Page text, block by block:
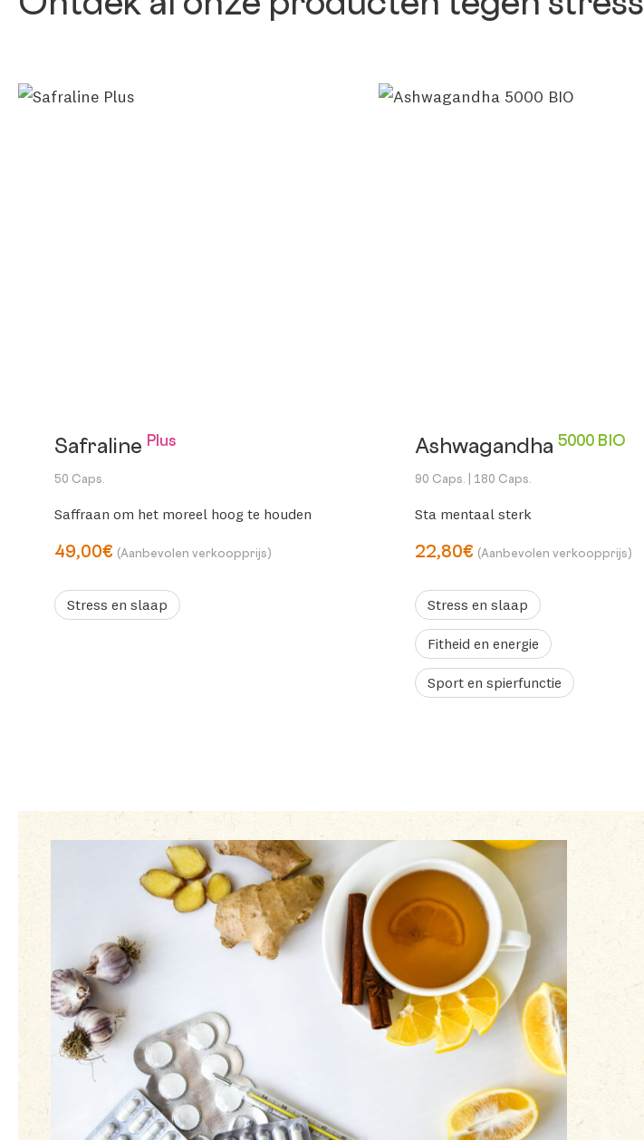
Safraline Plus
50 Caps.
Saffraan om het moreel hoog te houden
49,00€ (Aanbevolen verkoopprijs)
Stress en slaap
Ashwagandha5000 BIO
90 Caps. | 180 Caps.
Sta mentaal sterk
22,80€ (Aanbevolen verkoopprijs)
Stress en slaap
Fitheid en energie
Sport en spierfunctie